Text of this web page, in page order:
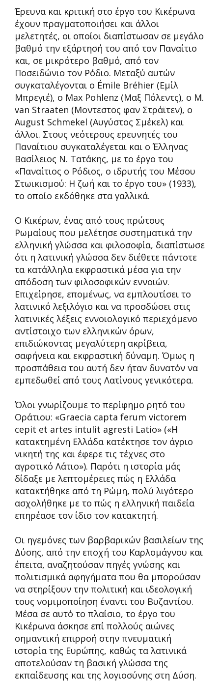
Έρευνα και κριτική στο έργο του Κικέρωνα
έχουν πραγματοποιήσει και άλλοι
μελετητές, οι οποίοι διαπίστωσαν σε μεγάλο
βαθμό την εξάρτησή του από τον Παναίτιο
και, σε μικρότερο βαθμό, από τον
Ποσειδώνιο τον Ρόδιο. Μεταξύ αυτών
συγκαταλέγονται ο Émile Bréhier (Εμίλ
Μπρεγιέ), ο Max Pohlenz (Μαξ Πόλεντς), ο M.
van Straaten (Μοντεστος φαν Στράϊτεν), ο
August Schmekel (Αυγύστος Σμέκελ) και
άλλοι. Στους νεότερους ερευνητές του
Παναίτιου συγκαταλέγεται και ο Έλληνας
Βασίλειος Ν. Τατάκης, με το έργο του
«Παναίτιος ο Ρόδιος, ο ιδρυτής του Μέσου
Στωικισμού: Η ζωή και το έργο του» (1933),
το οποίο εκδόθηκε στα γαλλικά.
Ο Κικέρων, ένας από τους πρώτους
Ρωμαίους που μελέτησε συστηματικά την
ελληνική γλώσσα και φιλοσοφία, διαπίστωσε
ότι η λατινική γλώσσα δεν διέθετε πάντοτε
τα κατάλληλα εκφραστικά μέσα για την
απόδοση των φιλοσοφικών εννοιών.
Επιχείρησε, επομένως, να εμπλουτίσει το
λατινικό λεξιλόγιο και να προσδώσει στις
λατινικές λέξεις εννοιολογικό περιεχόμενο
αντίστοιχο των ελληνικών όρων,
επιδιώκοντας μεγαλύτερη ακρίβεια,
σαφήνεια και εκφραστική δύναμη. Όμως η
προσπάθεια του αυτή δεν ήταν δυνατόν να
εμπεδωθεί από τους Λατίνους γενικότερα.
Όλοι γνωρίζουμε το περίφημο ρητό του
Οράτιου: «Graecia capta ferum victorem
cepit et artes intulit agresti Latio» («Η
κατακτημένη Ελλάδα κατέκτησε τον άγριο
νικητή της και έφερε τις τέχνες στο
αγροτικό Λάτιο»). Παρότι η ιστορία μάς
δίδαξε με λεπτομέρειες πώς η Ελλάδα
κατακτήθηκε από τη Ρώμη, πολύ λιγότερο
ασχολήθηκε με το πώς η ελληνική παιδεία
επηρέασε τον ίδιο τον κατακτητή.
Οι ηγεμόνες των βαρβαρικών βασιλείων της
Δύσης, από την εποχή του Καρλομάγνου και
έπειτα, αναζητούσαν πηγές γνώσης και
πολιτισμικά αφηγήματα που θα μπορούσαν
να στηρίξουν την πολιτική και ιδεολογική
τους νομιμοποίηση έναντι του Βυζαντίου.
Μέσα σε αυτό το πλαίσιο, το έργο του
Κικέρωνα άσκησε επί πολλούς αιώνες
σημαντική επιρροή στην πνευματική
ιστορία της Ευρώπης, καθώς τα λατινικά
αποτελούσαν τη βασική γλώσσα της
εκπαίδευσης και της λογιοσύνης στη Δύση.